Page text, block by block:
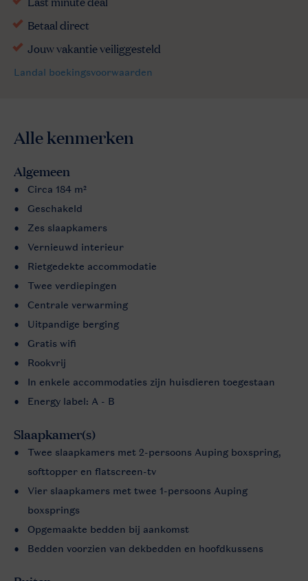
Allekenmerken
Algemeen
Circa 184 m²
Geschakeld
Zes slaapkamers
Vernieuwd interieur
Rietgedekte accommodatie
Twee verdiepingen
Centrale verwarming
Uitpandige berging
Gratis wifi
Rookvrij
In enkele accommodaties zijn huisdieren toegestaan
Energy label: A - B
Slaapkamer(s)
Twee slaapkamers met 2-persoons Auping boxspring,
softtopper en flatscreen-tv
Vier slaapkamers met twee 1-persoons Auping
boxsprings
Opgemaakte bedden bij aankomst
Bedden voorzien van dekbedden en hoofdkussens